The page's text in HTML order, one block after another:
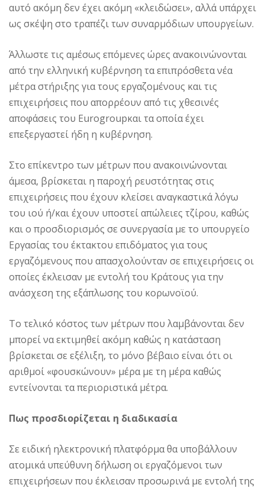
αυτό ακόμη δεν έχει ακόμη «κλειδώσει», αλλά υπάρχει
ως σκέψη στο τραπέζι των συναρμόδιων υπουργείων.
Άλλωστε τις αμέσως επόμενες ώρες ανακοινώνονται
από την ελληνική κυβέρνηση τα επιπρόσθετα νέα
μέτρα στήριξης για τους εργαζομένους και τις
επιχειρήσεις που απορρέουν από τις χθεσινές
αποφάσεις του Eurogroupκαι τα οποία έχει
επεξεργαστεί ήδη η κυβέρνηση.
Στο επίκεντρο των μέτρων που ανακοινώνονται
άμεσα, βρίσκεται η παροχή ρευστότητας στις
επιχειρήσεις που έχουν κλείσει αναγκαστικά λόγω
του ιού ή/και έχουν υποστεί απώλειες τζίρου, καθώς
και ο προσδιορισμός σε συνεργασία με το υπουργείο
Εργασίας του έκτακτου επιδόματος για τους
εργαζόμενους που απασχολούνταν σε επιχειρήσεις οι
οποίες έκλεισαν με εντολή του Κράτους για την
ανάσχεση της εξάπλωσης του κορωνοϊού.
Το τελικό κόστος των μέτρων που λαμβάνονται δεν
μπορεί να εκτιμηθεί ακόμη καθώς η κατάσταση
βρίσκεται σε εξέλιξη, το μόνο βέβαιο είναι ότι οι
αριθμοί «φουσκώνουν» μέρα με τη μέρα καθώς
εντείνονται τα περιοριστικά μέτρα.
Πως προσδιορίζεται η διαδικασία
Σε ειδική ηλεκτρονική πλατφόρμα θα υποβάλλουν
ατομικά υπεύθυνη δήλωση οι εργαζόμενοι των
επιχειρήσεων που έκλεισαν προσωρινά με εντολή της